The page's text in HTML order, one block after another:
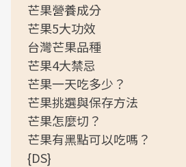
芒果營養成分
芒果5大功效
台灣芒果品種
芒果4大禁忌
芒果一天吃多少？
芒果挑選與保存方法
芒果怎麼切？
芒果有黑點可以吃嗎？
{DS}